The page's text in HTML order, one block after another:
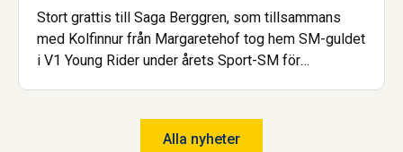
Stort grattis till Saga Berggren, som tillsammans
med Kolfinnur från Margaretehof tog hem SM-guldet
i V1 Young Rider under årets Sport-SM för
Alla nyheter